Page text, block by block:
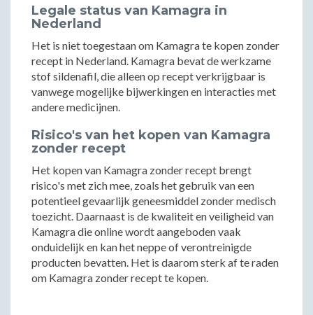
Legale status van Kamagra in
Nederland
Het is niet toegestaan om Kamagra te kopen zonder
recept in Nederland. Kamagra bevat de werkzame
stof sildenafil, die alleen op recept verkrijgbaar is
vanwege mogelijke bijwerkingen en interacties met
andere medicijnen.
Risico's van het kopen van Kamagra
zonder recept
Het kopen van Kamagra zonder recept brengt
risico's met zich mee, zoals het gebruik van een
potentieel gevaarlijk geneesmiddel zonder medisch
toezicht. Daarnaast is de kwaliteit en veiligheid van
Kamagra die online wordt aangeboden vaak
onduidelijk en kan het neppe of verontreinigde
producten bevatten. Het is daarom sterk af te raden
om Kamagra zonder recept te kopen.